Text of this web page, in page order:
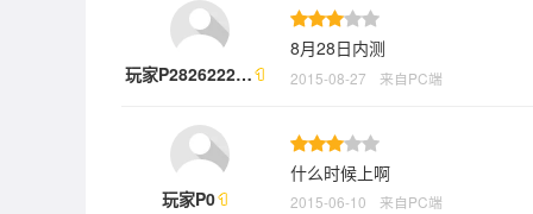
玩家P2826222…
8月28日内测
2015-08-27 来自PC端
玩家P0
什么时候上啊
2015-06-10 来自PC端